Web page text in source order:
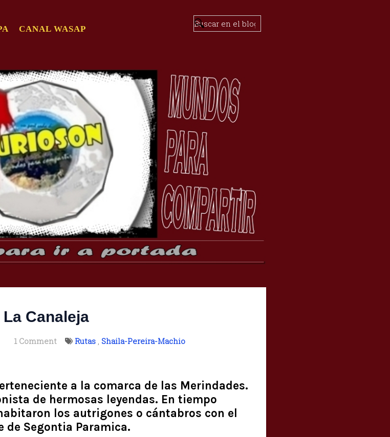
CANAL WASAP
La Canaleja
1 Comment Rutas , Shaila-Pereira-Machio
a la comarca de las Merindades.
de hermosas leyendas. En tiempo
los autrigones o cántabros con el
de Segontia Paramica.